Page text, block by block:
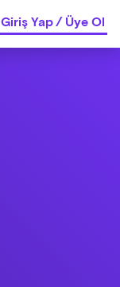
Giriş Yap/Üye Ol